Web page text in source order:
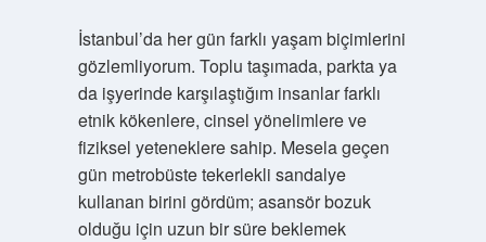
İstanbul’da her gün farklı yaşam biçimlerini
gözlemliyorum. Toplu taşımada, parkta ya
da işyerinde karşılaştığım insanlar farklı
etnik kökenlere, cinsel yönelimlere ve
fiziksel yeteneklere sahip. Mesela geçen
gün metrobüste tekerlekli sandalye
kullanan birini gördüm; asansör bozuk
olduğu için uzun bir süre beklemek